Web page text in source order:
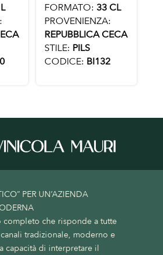
FORMATO: 33 CL
PROVENIENZA:
REPUBBLICA CECA
STILE: PILS
CODICE: BI132
PER UN’AZIENDA
completo che risponde a tutte
tradizionale, moderno e
capacità di interpretare il